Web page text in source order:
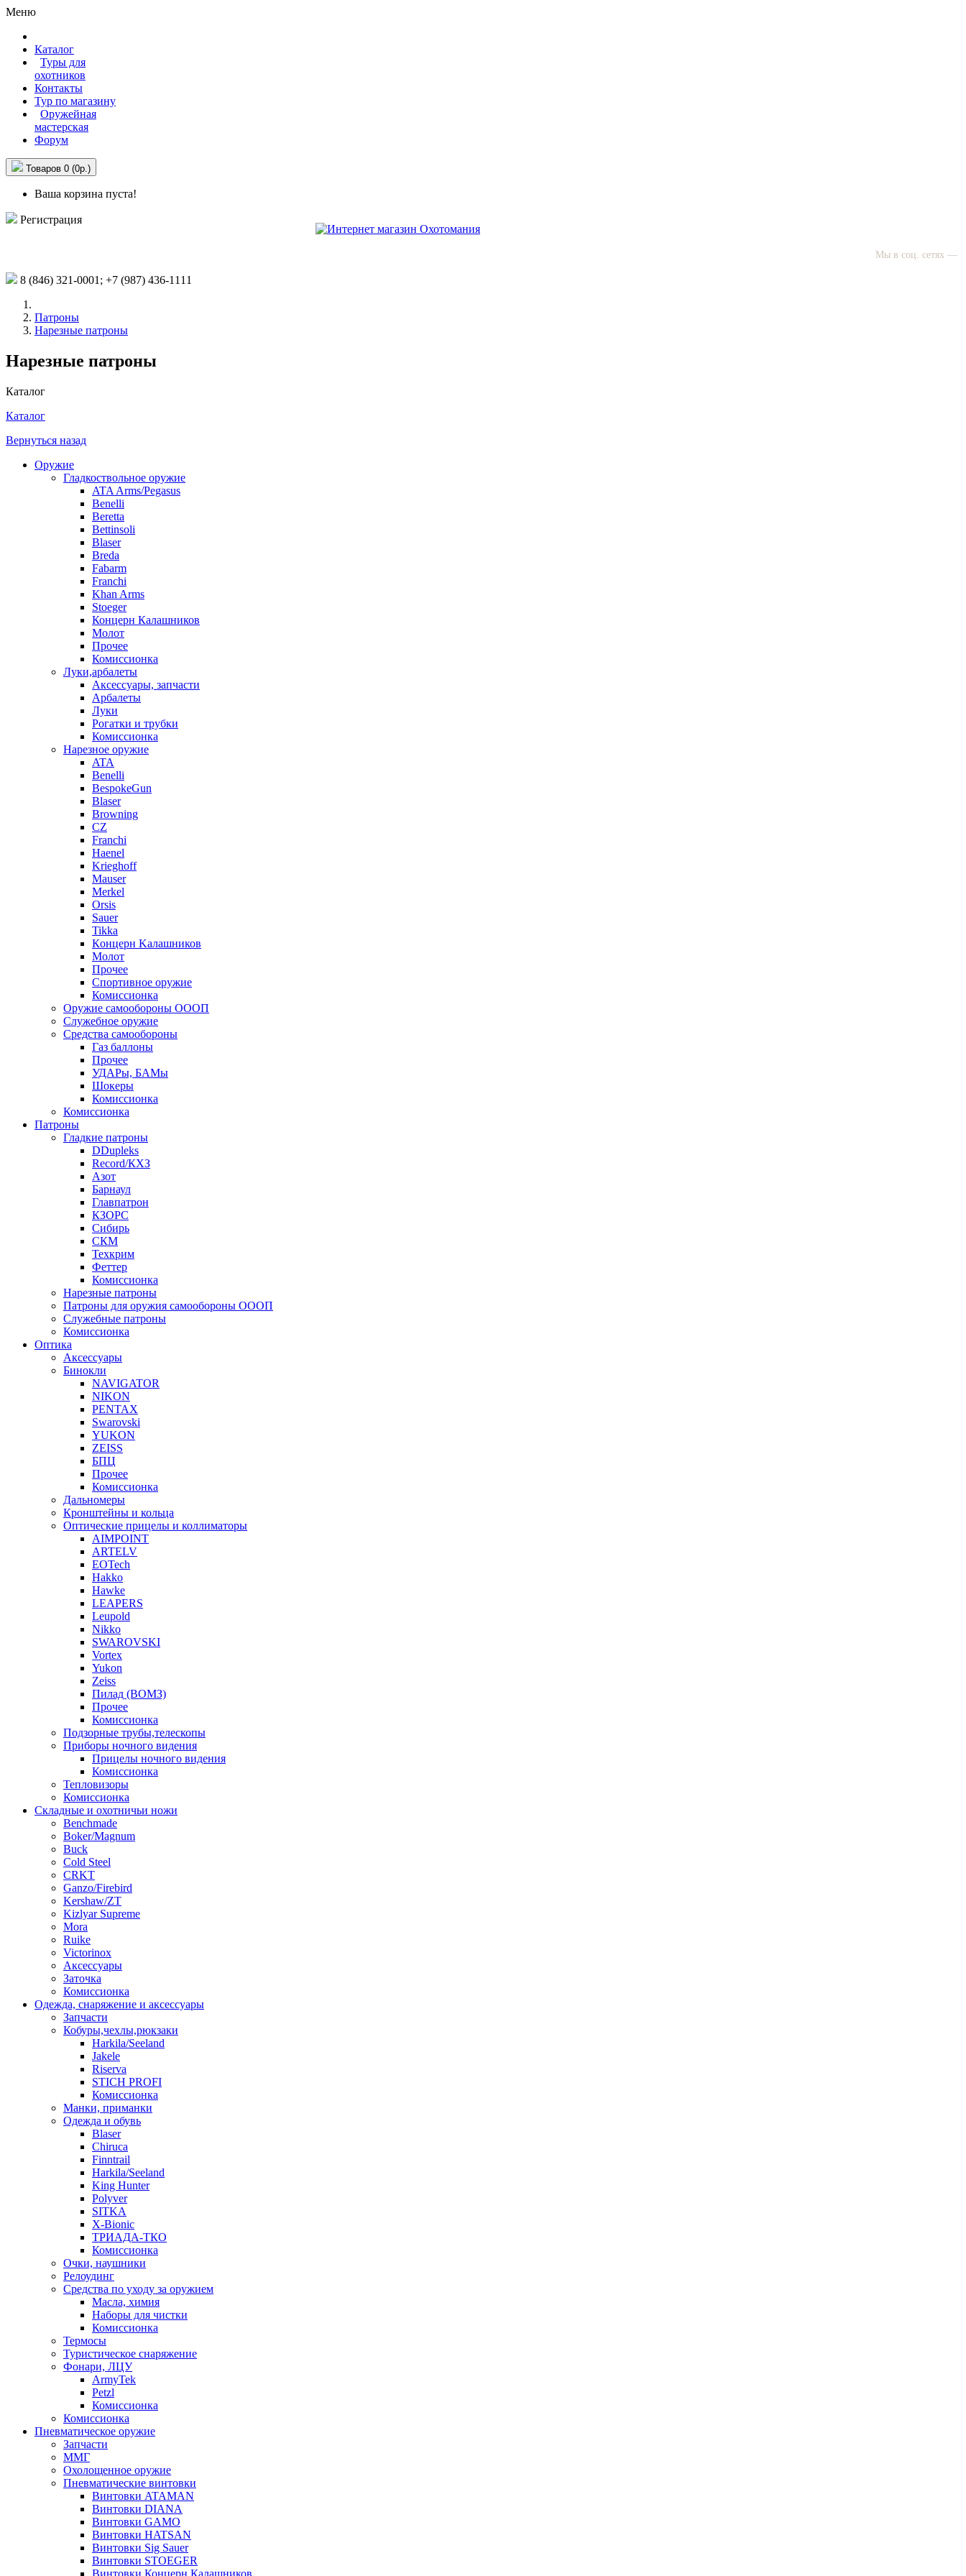
Меню
Каталог
Туры для
охотников
Контакты
Тур по магазину
Оружейная
мастерская
Форум
Товаров 0 (0р.)
Ваша корзина пуста!
Регистрация
Мы в соц. сетях —
8 (846) 321-0001; +7 (987) 436-1111
Патроны
Нарезные патроны
Нарезные патроны
Каталог
Каталог
Вернуться назад
Оружие
Гладкоствольное оружие
ATA Arms/Pegasus
Benelli
Beretta
Bettinsoli
Blaser
Breda
Fabarm
Franchi
Khan Arms
Stoeger
Концерн Калашников
Молот
Прочее
Комиссионка
Луки,арбалеты
Аксессуары, запчасти
Арбалеты
Луки
Рогатки и трубки
Комиссионка
Нарезное оружие
ATA
Benelli
BespokeGun
Blaser
Browning
CZ
Franchi
Haenel
Krieghoff
Mauser
Merkel
Orsis
Sauer
Tikka
Кoнцеpн Kалашников
Молот
Прочее
Спортивное оружие
Комиссионка
Оружие самообороны ОООП
Служебное оружие
Средства самообороны
Газ баллоны
Прочее
УДАРы, БАМы
Шокеры
Комиссионка
Комиссионка
Патроны
Гладкие патроны
DDupleks
Record/КХЗ
Азот
Барнаул
Главпатрон
КЗОРС
Сибирь
СКМ
Техкрим
Феттер
Комиссионка
Нарезные патроны
Патроны для оружия самообороны ОООП
Служебные патроны
Комиссионка
Оптика
Аксессуары
Бинокли
NAVIGATOR
NIKON
PENTAX
Swarovski
YUKON
ZEISS
БПЦ
Прочее
Комиссионка
Дальномеры
Кронштейны и кольца
Оптические прицелы и коллиматоры
AIMPOINT
ARTELV
EOTech
Hakko
Hawke
LEAPERS
Leupold
Nikko
SWAROVSKI
Vortex
Yukon
Zeiss
Пилад (ВОМЗ)
Прочее
Комиссионка
Подзорные трубы,телескопы
Приборы ночного видения
Прицелы ночного видения
Комиссионка
Тепловизоры
Комиссионка
Складные и охотничьи ножи
Benchmade
Boker/Magnum
Buck
Cold Steel
CRKT
Ganzo/Firebird
Kershaw/ZT
Kizlyar Supreme
Mora
Ruike
Victorinox
Аксессуары
Заточка
Комиссионка
Одежда, снаряжение и аксессуары
Запчасти
Кобуры,чехлы,рюкзаки
Harkila/Seeland
Jakele
Riserva
STICH PROFI
Комиссионка
Манки, приманки
Одежда и обувь
Blaser
Chiruca
Finntrail
Harkila/Seeland
King Hunter
Polyver
SITKA
X-Bionic
ТРИАДА-ТКО
Комиссионка
Очки, наушники
Релоудинг
Средства по уходу за оружием
Масла, химия
Наборы для чистки
Комиссионка
Термосы
Туристическое снаряжение
Фонари, ЛЦУ
ArmyTek
Petzl
Комиссионка
Комиссионка
Пневматическое оружие
Запчасти
ММГ
Охолощенное оружие
Пневматические винтовки
Винтовки ATAMAN
Винтовки DIANA
Винтовки GAMO
Винтовки HATSAN
Винтовки Sig Sauer
Винтовки STOEGER
Винтовки Концерн Калашников